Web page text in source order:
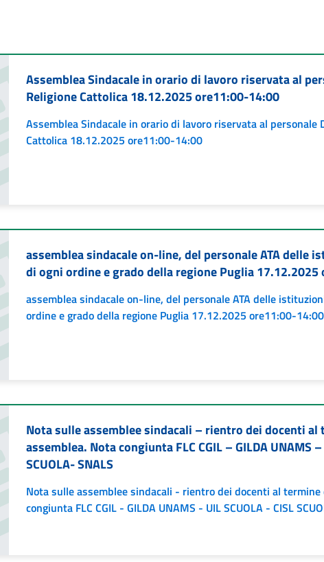
Assemblea Sindacale in orario di lavoro riservata al
Religione Cattolica 18.12.2025 ore11:00-14:00
Assemblea Sindacale in orario di lavoro riservata al personale
Cattolica 18.12.2025 ore11:00-14:00
assemblea sindacale on-line, del personale ATA delle
di ogni ordine e grado della regione Puglia
assemblea sindacale on-line, del personale ATA delle
ordine e grado della regione Puglia 17.12.2025 ore11:00-14:00
Nota sulle assemblee sindacali – rientro dei docenti al
assemblea. Nota congiunta FLC CGIL – GILDA UNAMS –
SCUOLA- SNALS
Nota sulle assemblee sindacali - rientro dei docenti al termine
congiunta FLC CGIL - GILDA UNAMS - UIL SCUOLA - CISL